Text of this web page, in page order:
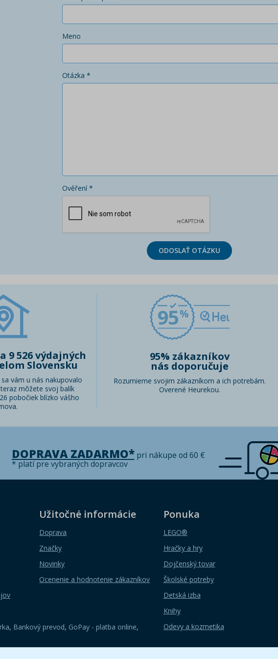
Meno
Otázka *
Ověření *
ODOSLAŤ OTÁZKU
9 526 výdajných
Slovensku
vám u nás nakupovalo
môžete svoj balík
pobočiek blízko vášho
95
95% zákazníkov
nás doporučuje
Rozumieme svojim zákazníkom a ich potrebám.
Overené Heurekou.
DOPRAVA ZADARMO*pri nákupe od 60 €
* platí pre vybraných dopravcov
Užitočné informácie
Doprava
Značky
Novinky
Ocenenie a hodnotenie zákazníkov
Ponuka
LEGO®
Hračky a hry
Dojčenský tovar
Školské potreby
Detská izba
Knihy
Odevy a kozmetika
, Bankový prevod, GoPay - platba online,